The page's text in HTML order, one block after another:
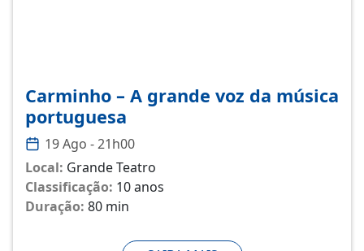
Carminho – A grande voz da música
portuguesa
19 Ago - 21h00
Local: Grande Teatro
Classificação: 10 anos
Duração: 80 min